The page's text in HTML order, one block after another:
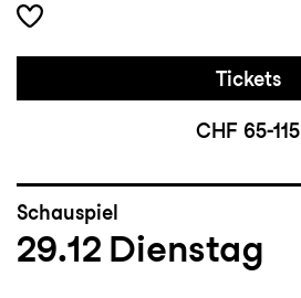
Tickets
CHF 65-115
Schauspiel
29.12 Dienstag